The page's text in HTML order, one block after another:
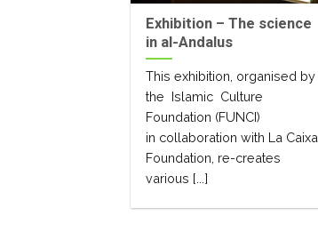
Exhibition – The science
in al-Andalus
This exhibition, organised by
the Islamic Culture
Foundation (FUNCI)
in collaboration with La Caixa
Foundation, re-creates
various [...]